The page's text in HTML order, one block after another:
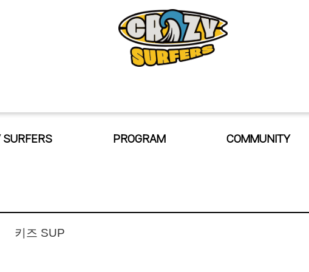
SURFERS PROGRAM COMMUNITY
키즈 SUP